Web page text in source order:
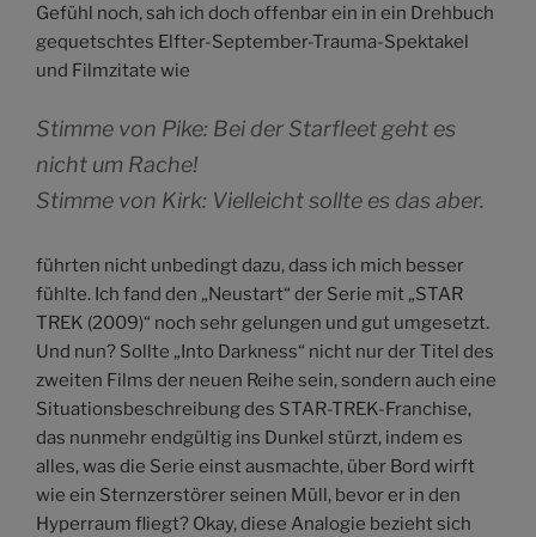
Gefühl noch, sah ich doch offenbar ein in ein Drehbuch
gequetschtes Elfter-September-Trauma-Spektakel
und Filmzitate wie
Stimme von Pike: Bei der Starfleet geht es
nicht um Rache!
Stimme von Kirk: Vielleicht sollte es das aber.
führten nicht unbedingt dazu, dass ich mich besser
fühlte. Ich fand den „Neustart“ der Serie mit „STAR
TREK (2009)“ noch sehr gelungen und gut umgesetzt.
Und nun? Sollte „Into Darkness“ nicht nur der Titel des
zweiten Films der neuen Reihe sein, sondern auch eine
Situationsbeschreibung des STAR-TREK-Franchise,
das nunmehr endgültig ins Dunkel stürzt, indem es
alles, was die Serie einst ausmachte, über Bord wirft
wie ein Sternzerstörer seinen Müll, bevor er in den
Hyperraum fliegt? Okay, diese Analogie bezieht sich